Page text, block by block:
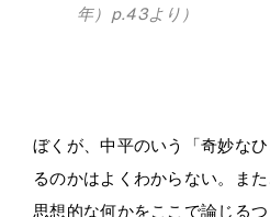
年）p.43より）
ぼくが、中平のいう「奇妙な
るのかはよくわからない。ま
思想的な何かをここで論じるつ